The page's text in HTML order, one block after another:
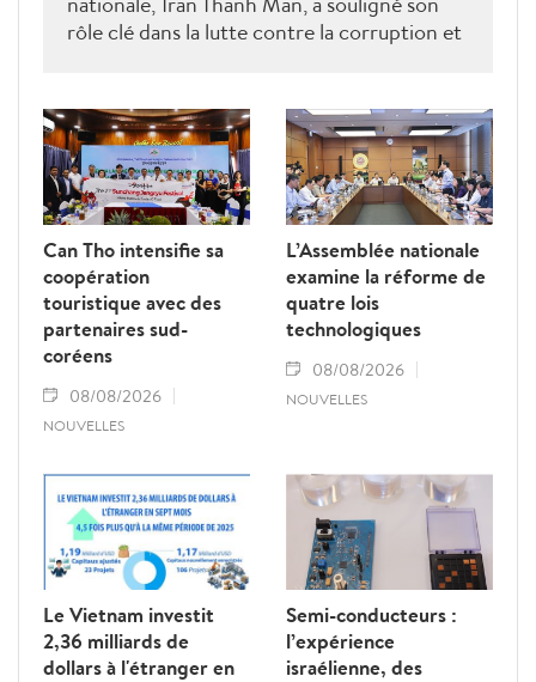
rôle clé dans la lutte contre la corruption et
Can Tho intensifie sa
coopération
touristique avec des
partenaires sud-
coréens
08/08/2026
NOUVELLES
L’Assemblée nationale
examine la réforme de
quatre lois
technologiques
08/08/2026
NOUVELLES
Le Vietnam investit
2,36 milliards de
dollars à l'étranger en
Semi-conducteurs :
l’expérience
israélienne, des